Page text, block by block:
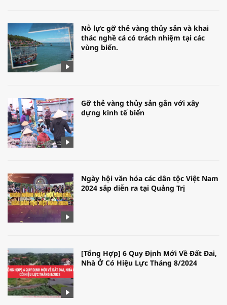
Nỗ lực gỡ thẻ vàng thủy sản và khai
thác nghề cá có trách nhiệm tại các
vùng biển.
Gỡ thẻ vàng thủy sản gắn với xây
dựng kinh tế biển
Ngày hội văn hóa các dân tộc Việt Nam
2024 sắp diễn ra tại Quảng Trị
[Tổng Hợp] 6 Quy Định Mới Về Đất Đai,
Nhà Ở Có Hiệu Lực Tháng 8/2024